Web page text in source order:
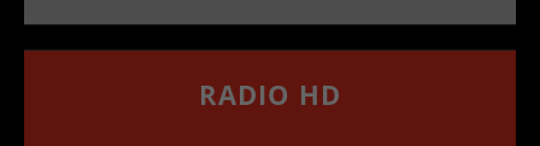
RADIO HD